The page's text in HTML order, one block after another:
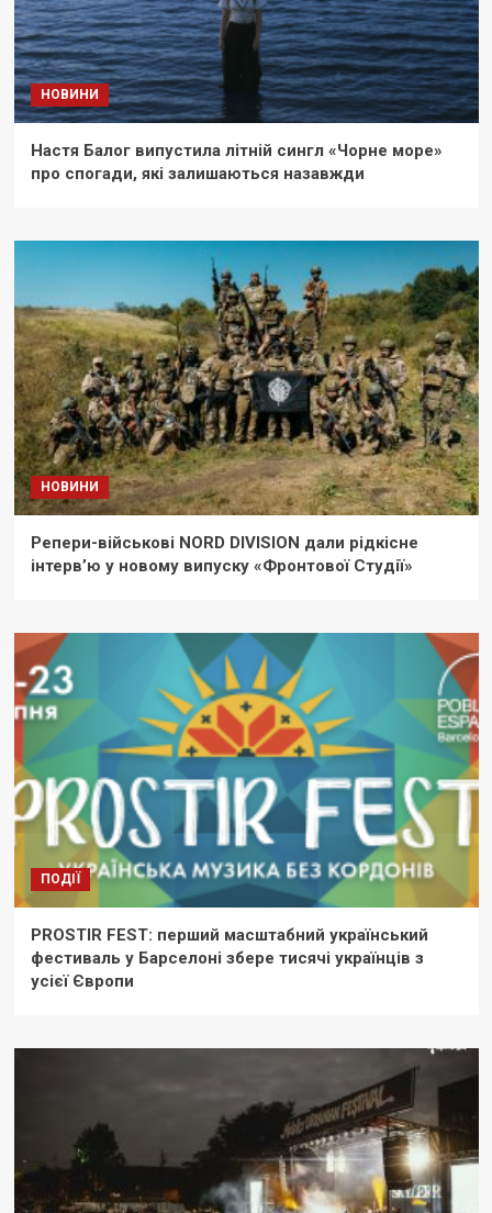
НОВИНИ
Настя Балог випустила літній сингл «Чорне море»
про спогади, які залишаються назавжди
НОВИНИ
Репери-військові NORD DIVISION дали рідкісне
інтерв’ю у новому випуску «Фронтової Студії»
ПОДІЇ
PROSTIR FEST: перший масштабний український
фестиваль у Барселоні збере тисячі українців з
усієї Європи